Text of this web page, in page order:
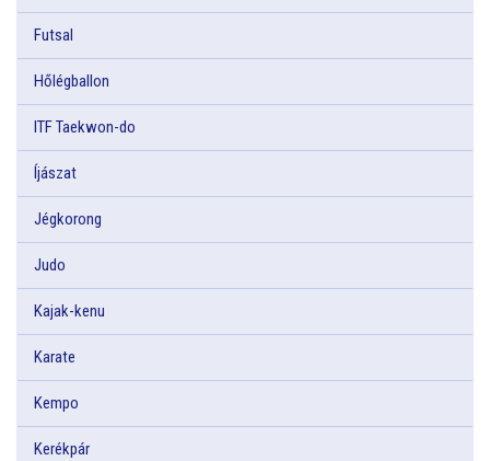
Futsal
Hőlégballon
ITF Taekwon-do
Íjászat
Jégkorong
Judo
Kajak-kenu
Karate
Kempo
Kerékpár